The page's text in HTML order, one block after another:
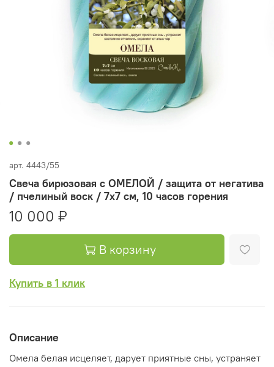
арт. 4443/55
Свеча бирюзовая с ОМЕЛОЙ / защита от негатива
/ пчелиный воск / 7х7 см, 10 часов горения
10 000 ₽
В корзину
Купить в 1 клик
Описание
Омела белая исцеляет, дарует приятные сны, устраняет